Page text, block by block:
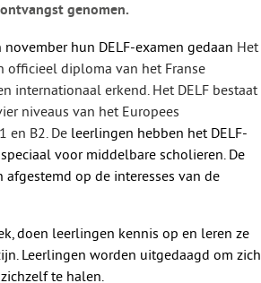
genomen.
hun DELF-examen gedaan Het
officieel diploma van het Franse
internationaal erkend. Het DELF bestaat
niveaus van het Europees
en B2. Deleerlingen hebben het DELF-
voor middelbare scholieren. De
op de interesses van de
doen leerlingen kennis op en leren ze
Leerlingen worden uitgedaagd om zich
te halen.